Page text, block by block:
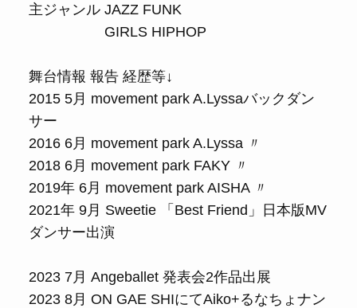
主ジャンル JAZZ FUNK
GIRLS HIPHOP
舞台情報 報告 経歴等↓
2015 5月 movement park A.Lyssaバックダン
サー
2016 6月 movement park A.Lyssa 〃
2018 6月 movement park FAKY 〃
2019年 6月 movement park AISHA 〃
2021年 9月 Sweetie 「Best Friend」日本版MV
ダンサー出演
2023 7月 Angeballet 発表会2作品出展
2023 8月 ON GAE SHIにてAiko+るなちょナン